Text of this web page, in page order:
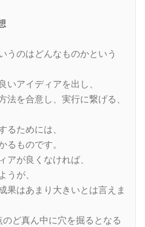
うのはどんなものかという
いアイディアを出し、
法を合意し、実行に繋げる、
るためには、
るものです。
アが良くなければ、
うが、
果はあまり大きいとは言えま
ど真ん中に穴を掘るとなる